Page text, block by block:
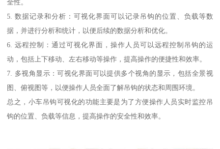
全性。
5. 数据记录和分析：可视化界面可以记录吊钩的位置、负载等数
据，并进行分析和统计，以便后续的数据分析和优化。
6. 远程控制：通过可视化界面，操作人员可以远程控制吊钩的运
动，包括上下移动、左右移动等操作，提高操作的便捷性和效率。
7. 多视角显示：可视化界面可以提供多个视角的显示，包括全景视
图、俯视图等，以便操作人员全面了解吊钩的状态和周围环境。
总之，小车吊钩可视化的功能主要是为了方便操作人员实时监控吊
钩的位置、负载等信息，提高操作的安全性和效率。